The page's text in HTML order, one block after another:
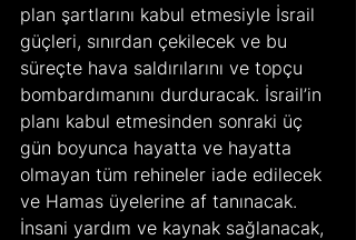
plan şartlarını kabul etmesiyle İsrail
güçleri, sınırdan çekilecek ve bu
süreçte hava saldırılarını ve topçu
bombardımanını durduracak. İsrail’in
planı kabul etmesinden sonraki üç
gün boyunca hayatta ve hayatta
olmayan tüm rehineler iade edilecek
ve Hamas üyelerine af tanınacak.
İnsani yardım ve kaynak sağlanacak,